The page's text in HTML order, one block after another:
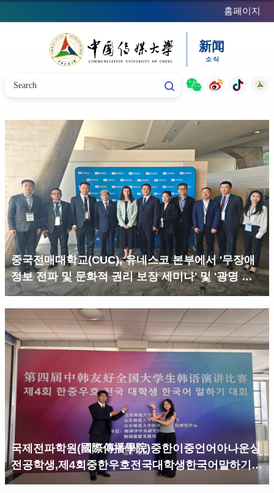
홈페이지
중국전매대학교(CUC), 유네스코 본부에서 '무장애
정보 전파 및 문화적 권리 보장 세미나' 및 '광명 시
네마' 상영 행사 주최
​국제전파학원(國際傳播學院)중한이중언어아나운싱
전공학생,제4회중한우호전국대학생한국어말하기대
회서우승